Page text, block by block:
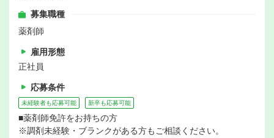
募集職種
薬剤師
雇用形態
正社員
応募条件
未経験者も応募可能 新卒も応募可能
■薬剤師免許をお持ちの方
※調剤未経験・ブランクがある方もご相談ください。